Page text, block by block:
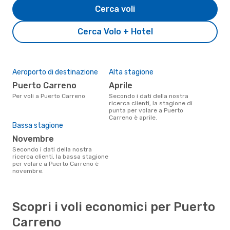
Cerca Volo + Hotel
Cerca voli
Aeroporto di destinazione
Puerto Carreno
Per voli a Puerto Carreno
Alta stagione
aprile
Secondo i dati della nostra
ricerca clienti, la stagione di
punta per volare a Puerto
Carreno è aprile.
Bassa stagione
novembre
Secondo i dati della nostra
ricerca clienti, la bassa stagione
per volare a Puerto Carreno è
novembre.
Scopri i voli economici per Puerto
Carreno